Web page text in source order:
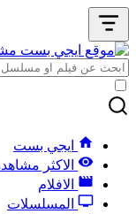
ايجي بست
الاكثر
الافلام
المسلسلات